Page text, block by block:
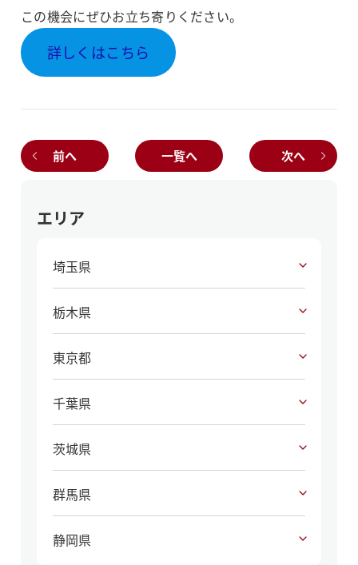
この機会にぜひお立ち寄りください。
詳しくはこちら
前へ 一覧へ 次へ
エリア
埼玉県
栃木県
東京都
千葉県
茨城県
群馬県
静岡県